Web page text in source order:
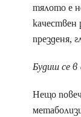
тялото е
качествен
презденя,
Будиш се
Нещо